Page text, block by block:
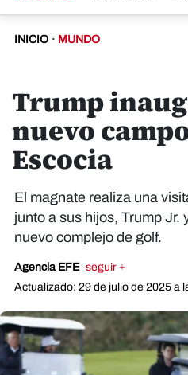
INICIO · MUNDO
Trump
nuevo
Escocia
El magnate realiza una
junto a sus hijos, Trump Jr.
nuevo complejo de golf.
Agencia EFE seguir +
Actualizado: 29 de julio de 2025 a